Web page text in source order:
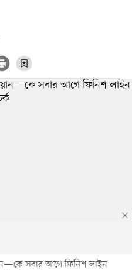
সবার আগে ফিনিশ লাইন